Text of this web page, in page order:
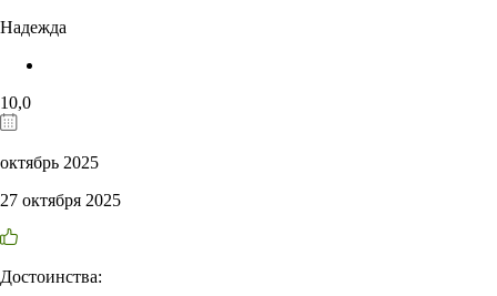
Надежда
10,0
октябрь 2025
27 октября 2025
Достоинства: